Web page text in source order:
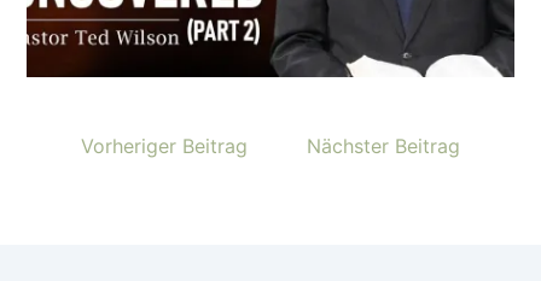
Vorheriger Beitrag Nächster Beitrag